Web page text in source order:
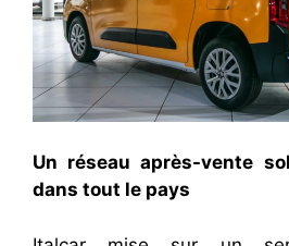
Un réseau après-vente
dans tout le pays